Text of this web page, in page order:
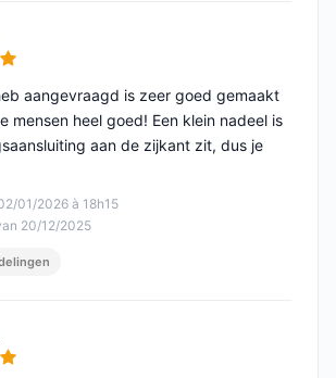
5 van 5
01/2026 à 18h15
20/12/2025
aangevraagd is zeer goed gemaakt
mensen heel goed! Een klein nadeel is
aan de zijkant zit, dus je
5 van 5